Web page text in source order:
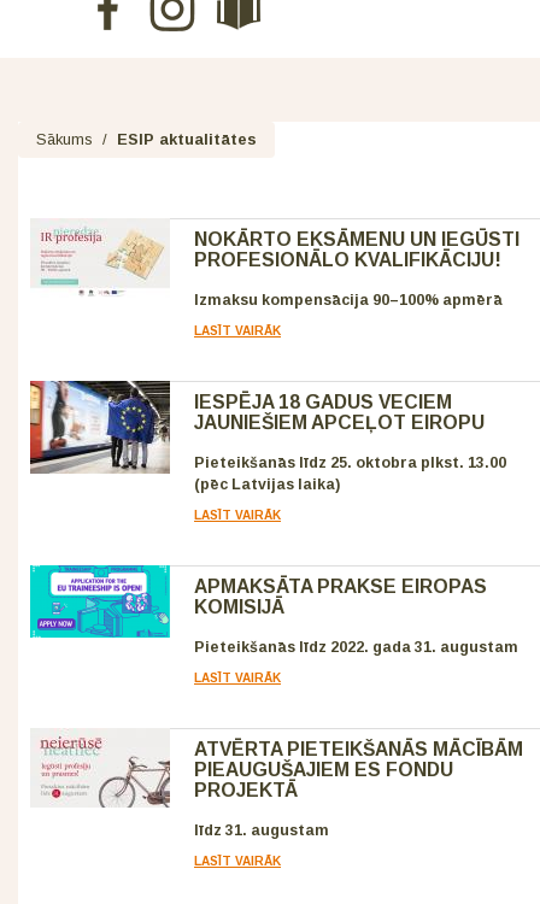
Sākums / ESIP aktualitātes
NOKĀRTO EKSĀMENU UN IEGŪSTI
PROFESIONĀLO KVALIFIKĀCIJU!
Izmaksu kompensācija 90–100% apmērā
LASĪT VAIRĀK
IESPĒJA 18 GADUS VECIEM
JAUNIEŠIEM APCEĻOT EIROPU
Pieteikšanās līdz 25. oktobra plkst. 13.00
(pēc Latvijas laika)
LASĪT VAIRĀK
APMAKSĀTA PRAKSE EIROPAS
KOMISIJĀ
Pieteikšanās līdz 2022. gada 31. augustam
LASĪT VAIRĀK
ATVĒRTA PIETEIKŠANĀS MĀCĪBĀM
PIEAUGUŠAJIEM ES FONDU
PROJEKTĀ
līdz 31. augustam
LASĪT VAIRĀK